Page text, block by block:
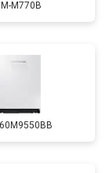
₽ Заказать
M770B